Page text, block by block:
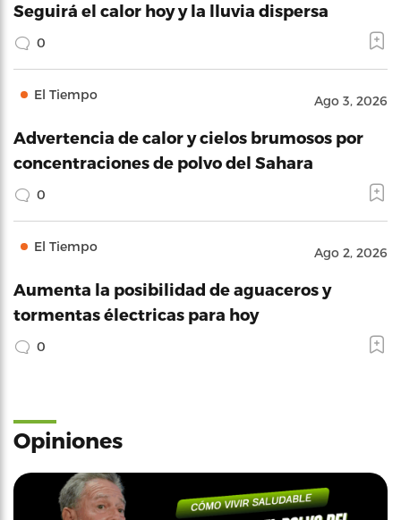
Seguirá el calor hoy y la lluvia dispersa
0
El Tiempo Ago 3, 2026
Advertencia de calor y cielos brumosos por
concentraciones de polvo del Sahara
0
El Tiempo Ago 2, 2026
Aumenta la posibilidad de aguaceros y
tormentas électricas para hoy
0
Opiniones